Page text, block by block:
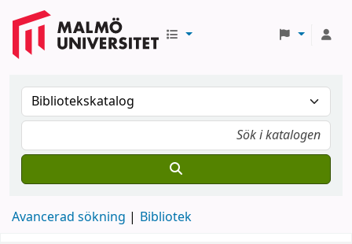
Avancerad sökning Bibliotek